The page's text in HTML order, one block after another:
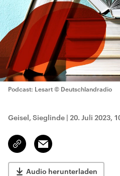
Podcast: Lesart © Deutschlandradio
Geisel, Sieglinde | 20. Juli 2023,
Link
kopieren/teilen
Email
Audio herunterladen